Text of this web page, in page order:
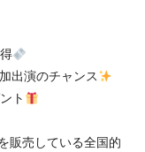
出演のチャンス
ト
販売している全国的